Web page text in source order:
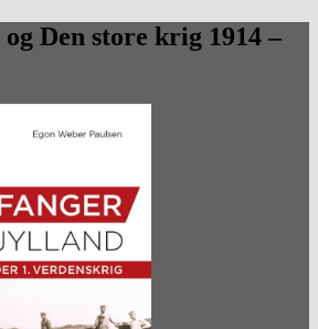
Den store krig 1914 –